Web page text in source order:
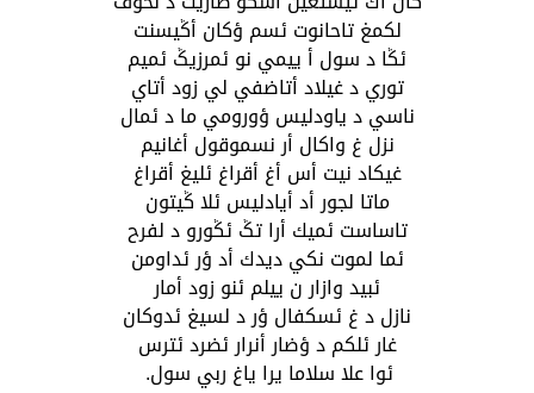
لكمغ تاحانوت ئسم ؤكان أݣيسنت
ئݣا د سول أ ييمي نو ئمرزيݣ ئميم
توري د غيلاد أتاضفي لي زود أتاي
ناسي د ياودليس ؤورومي ما د ئمال
نزل غ واكال أر نسموقول أغانيم
غيكاد نيت أس أغ أقراغ ئليغ أقراغ
ماتا لجور أد أيادليس ئلا ݣيتون
تاساست ئميك أرا تݣ ئݣورو د لفرح
ئما لموت نكي ديدك أد ؤر ئداومن
ئبيد وازار ن ييلم ئنو زود أمار
نازل د غ ئسكفال ؤر د لسيغ ئدوكان
غار ئلكم د ؤضار أنرار ئضرد ئترس
ئوا علا سلاما يرا ياغ ربي سول.